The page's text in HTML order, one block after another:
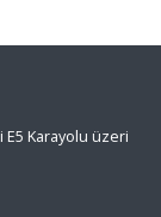
Karayolu üzeri